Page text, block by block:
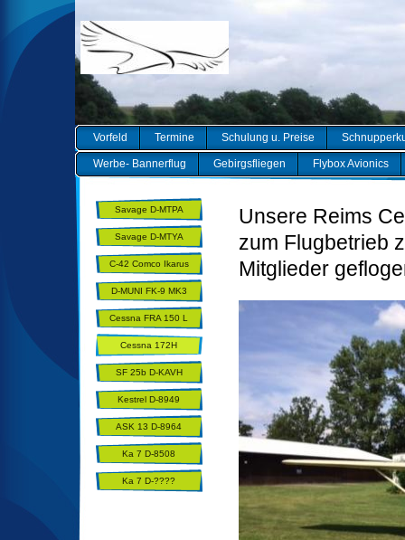
Vorfeld Termine Schulung u. Preise
Werbe- Bannerflug Gebirgsfliegen Flybox Avionics
Savage D-MTPA
Savage D-MTYA
C-42 Comco Ikarus
D-MUNI FK-9 MK3
Utility
Cessna FRA 150 L
AEROBAT
Cessna 172H
SF 25b D-KAVH
Kestrel D-8949
ASK 13 D-8964
Ka 7 D-8508
Ka 7 D-????
Unsere Reims
zum Flugbetrieb
Mitglieder